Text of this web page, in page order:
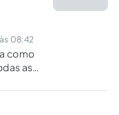
08:42
como
as